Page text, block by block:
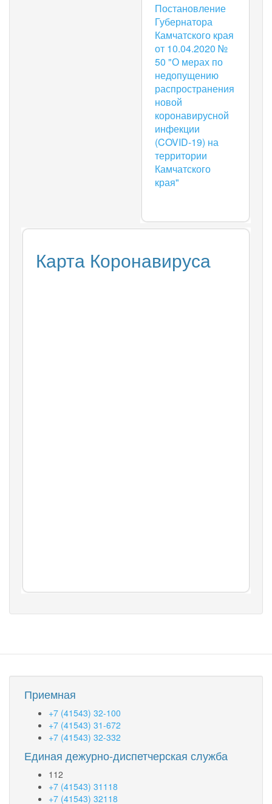
Постановление
Губернатора
Камчатского края
от 10.04.2020 №
50 "О мерах по
недопущению
распространения
новой
коронавирусной
инфекции
(COVID-19) на
территории
Камчатского
края"
Карта Коронавируса
Приемная
+7 (41543) 32-100
+7 (41543) 31-672
+7 (41543) 32-332
Единая дежурно-диспетчерская служба
112
+7 (41543) 31118
+7 (41543) 32118